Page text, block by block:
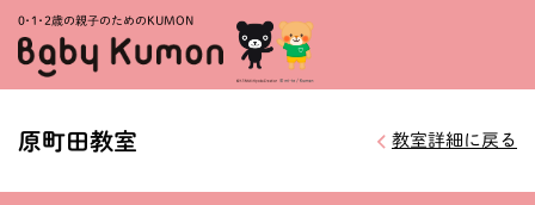
0・1・ 2歳の親子のためのKUMON
原町田教室 教室詳細に戻る